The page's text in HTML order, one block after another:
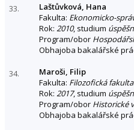
33.
Laštůvková, Hana
Fakulta: Ekonomicko-
Rok: 2010, studium
Program/obor
Obhajoba bakalářské
34.
Maroši, Filip
Fakulta: Filozofická fakulta
Rok: 2017, studium
Program/obor Historické
Obhajoba bakalářské